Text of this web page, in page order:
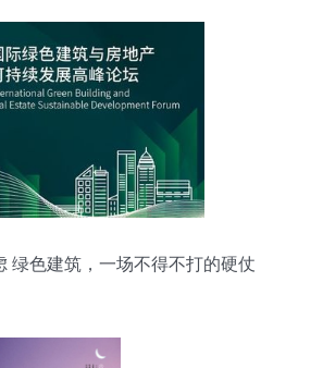
绿色建筑，一场不得不打的硬仗